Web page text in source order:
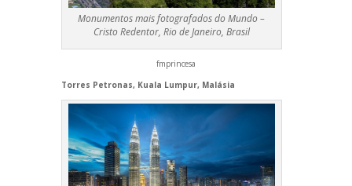
Monumentos mais fotografados do Mundo –
Cristo Redentor, Rio de Janeiro, Brasil
fmprincesa
Torres Petronas, Kuala Lumpur, Malásia